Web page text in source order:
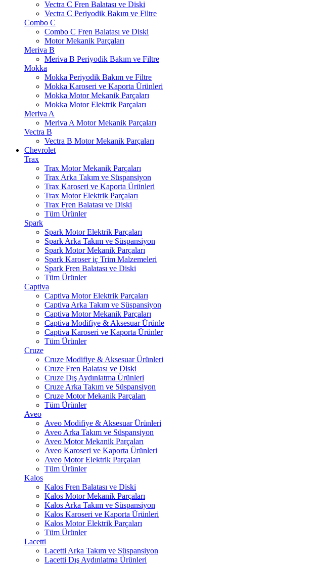
Vectra C Fren Balatası ve Diski
Vectra C Periyodik Bakım ve Filtre
Combo C
Combo C Fren Balatası ve Diski
Motor Mekanik Parçaları
Meriva B
Meriva B Periyodik Bakım ve Filtre
Mokka
Mokka Periyodik Bakım ve Filtre
Mokka Karoseri ve Kaporta Ürünleri
Mokka Motor Mekanik Parçaları
Mokka Motor Elektrik Parçaları
Meriva A
Meriva A Motor Mekanik Parçaları
Vectra B
Vectra B Motor Mekanik Parçaları
Chevrolet
Trax
Trax Motor Mekanik Parçaları
Trax Arka Takım ve Süspansiyon
Trax Karoseri ve Kaporta Ürünleri
Trax Motor Elektrik Parçaları
Trax Fren Balatası ve Diski
Tüm Ürünler
Spark
Spark Motor Elektrik Parçaları
Spark Arka Takım ve Süspansiyon
Spark Motor Mekanik Parçaları
Spark Karoser iç Trim Malzemeleri
Spark Fren Balatası ve Diski
Tüm Ürünler
Captiva
Captiva Motor Elektrik Parçaları
Captiva Arka Takım ve Süspansiyon
Captiva Motor Mekanik Parçaları
Captiva Modifiye & Aksesuar Ürünle
Captiva Karoseri ve Kaporta Ürünler
Tüm Ürünler
Cruze
Cruze Modifiye & Aksesuar Ürünleri
Cruze Fren Balatası ve Diski
Cruze Dış Aydınlatma Ürünleri
Cruze Arka Takım ve Süspansiyon
Cruze Motor Mekanik Parçaları
Tüm Ürünler
Aveo
Aveo Modifiye & Aksesuar Ürünleri
Aveo Arka Takım ve Süspansiyon
Aveo Motor Mekanik Parçaları
Aveo Karoseri ve Kaporta Ürünleri
Aveo Motor Elektrik Parçaları
Tüm Ürünler
Kalos
Kalos Fren Balatası ve Diski
Kalos Motor Mekanik Parçaları
Kalos Arka Takım ve Süspansiyon
Kalos Karoseri ve Kaporta Ürünleri
Kalos Motor Elektrik Parçaları
Tüm Ürünler
Lacetti
Lacetti Arka Takım ve Süspansiyon
Lacetti Dış Aydınlatma Ürünleri